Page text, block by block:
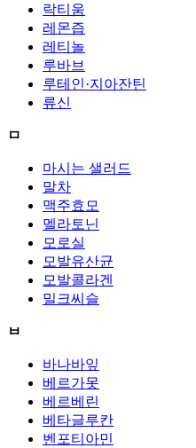
락티움
레몬즙
레티놀
루바브
루테인·지아잔틴
류신
ㅁ
마시는 샐러드
말차
맥주효모
멜라토닌
모로실
모발유산균
모발콜라겐
밀크씨슬
ㅂ
바나바잎
베르가못
베르베린
베타글루칸
벤포티아민